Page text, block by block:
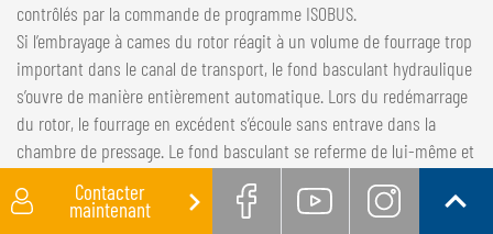
Contacter
maintenant Facebook
Youtube
contrôlés par la commande de programme ISOBUS.
Si l’embrayage à cames du rotor réagit à un volume de fourrage trop
important dans le canal de transport, le fond basculant hydraulique
s’ouvre de manière entièrement automatique. Lors du redémarrage
du rotor, le fourrage en excédent s’écoule sans entrave dans la
chambre de pressage. Le fond basculant se referme de lui-même et
l’opération de pressage se poursuit sans problème.
Si l’embrayage à cames de la chambre de pressage réagit, le hayon